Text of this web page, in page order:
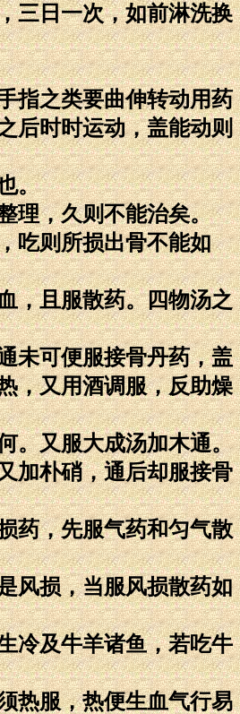
三日一次，如前淋洗换
指之类要曲伸转动用药
后时时运动，盖能动则
。
理，久则不能治矣。
吃则所损出骨不能如
，且服散药。四物汤之
未可便服接骨丹药，盖
，又用酒调服，反助燥
。又服大成汤加木通。
加朴硝，通后却服接骨
药，先服气药和匀气散
风损，当服风损散药如
冷及牛羊诸鱼，若吃牛
热服，热便生血气行易